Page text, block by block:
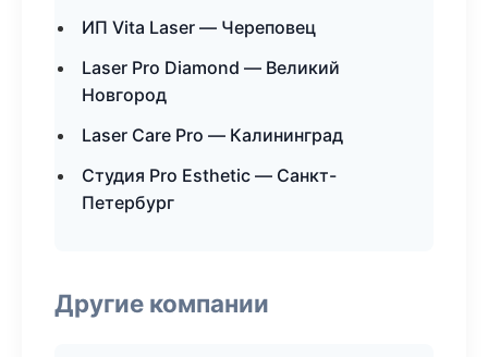
ИП Vita Laser — Череповец
Laser Pro Diamond — Великий
Новгород
Laser Care Pro — Калининград
Студия Pro Esthetic — Санкт-
Петербург
Другие компании